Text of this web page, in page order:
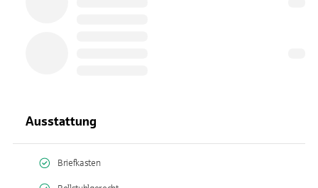
Ausstattung
Briefkasten